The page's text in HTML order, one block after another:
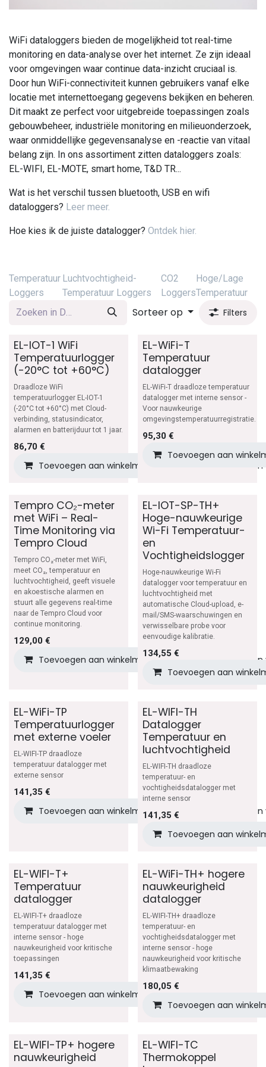
WiFi dataloggers bieden de mogelijkheid tot real-time
monitoring en data-analyse over het internet. Ze zijn ideaal
voor omgevingen waar continue data-inzicht cruciaal is.
Door hun WiFi-connectiviteit kunnen gebruikers vanaf elke
locatie met internettoegang gegevens bekijken en beheren.
Dit maakt ze perfect voor uitgebreide toepassingen zoals
gebouwbeheer, industriële monitoring en milieuonderzoek,
waar onmiddellijke gegevensanalyse en -reactie van vitaal
belang zijn. In ons assortiment zitten dataloggers zoals:
EL-WIFI, EL-MOTE, smart home, T&D TR...
Wat is het verschil tussen bluetooth, USB en wifi
dataloggers? Leer meer.
Hoe kies ik de juiste datalogger? Ontdek hier.
Temperatuur
Loggers
Luchtvochtigheid-
Temperatuur Loggers
CO2
Loggers
Hoge/Lage
Temperatuur
Sorteer op Filters
EL-IOT-1 WiFi
Temperatuurlogger
(-20°C tot +60°C)
Draadloze WiFi
temperatuurlogger EL-IOT-1
(-20°C tot +60°C) met Cloud-
verbinding, statusindicator,
alarmen en batterijduur tot 1 jaar.
86,70 €
Toevoegen aan winkelmandje Toevoegen
EL-WiFi-T
Temperatuur
datalogger
EL-WiFi-T draadloze temperatuur
datalogger met interne sensor -
Voor nauwkeurige
omgevingstemperatuurregistratie.
95,30€
Toevoegen aan
Tempro CO₂-meter
met WiFi – Real-
Time Monitoring via
Tempro Cloud
Tempro CO₂-meter met WiFi,
meet CO₂, temperatuur en
luchtvochtigheid, geeft visuele
en akoestische alarmen en
stuurt alle gegevens real-time
naar de Tempro Cloud voor
continue monitoring.
129,00 €
Toevoegen aan winkelmandje Toevoegen
EL-IOT-SP-TH+
Hoge-nauwkeurige
Wi-Fi Temperatuur-
en
Vochtigheidslogger
Hoge-nauwkeurige Wi-Fi
datalogger voor temperatuur en
luchtvochtigheid met
automatische Cloud-upload, e-
mail/SMS-waarschuwingen en
verwisselbare probe voor
eenvoudige kalibratie.
134,55 €
Toevoegen aan
EL-WiFi-TP
Temperatuurlogger
met externe voeler
EL-WIFI-TP draadloze
temperatuur datalogger met
externe sensor
141,35 €
Toevoegen aan winkelmandje Toevoegen
EL-WIFI-TH
Datalogger
Temperatuur en
luchtvochtigheid
EL-WIFI-TH draadloze
temperatuur- en
vochtigheidsdatalogger met
interne sensor
141,35 €
Toevoegen aan
EL-WIFI-T+
Temperatuur
datalogger
EL-WIFI-T+ draadloze
temperatuur datalogger met
interne sensor - hoge
nauwkeurigheid voor kritische
toepassingen
141,35 €
Toevoegen aan winkelmandje
EL-WiFi-TH+ hogere
nauwkeurigheid
datalogger
EL-WIFI-TH+ draadloze
temperatuur- en
vochtigheidsdatalogger met
interne sensor - hoge
nauwkeurigheid voor kritische
klimaatbewaking
180,05 €
Toevoegen aan
EL-WIFI-TP+ hogere
nauwkeurigheid
EL-WIFI-TC
Thermokoppel